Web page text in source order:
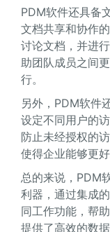
PDM软件还具备
文档共享和协作
讨论文档，并进
助团队成员之间
行。
另外，PDM软件
设定不同用户的
防止未经授权的
使得企业能够更
总的来说，PDM
利器，通过集成
同工作功能，帮
提供了高效的数